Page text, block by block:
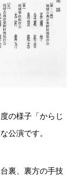
の様子「からじ
公演です。
裏、裏方の手技